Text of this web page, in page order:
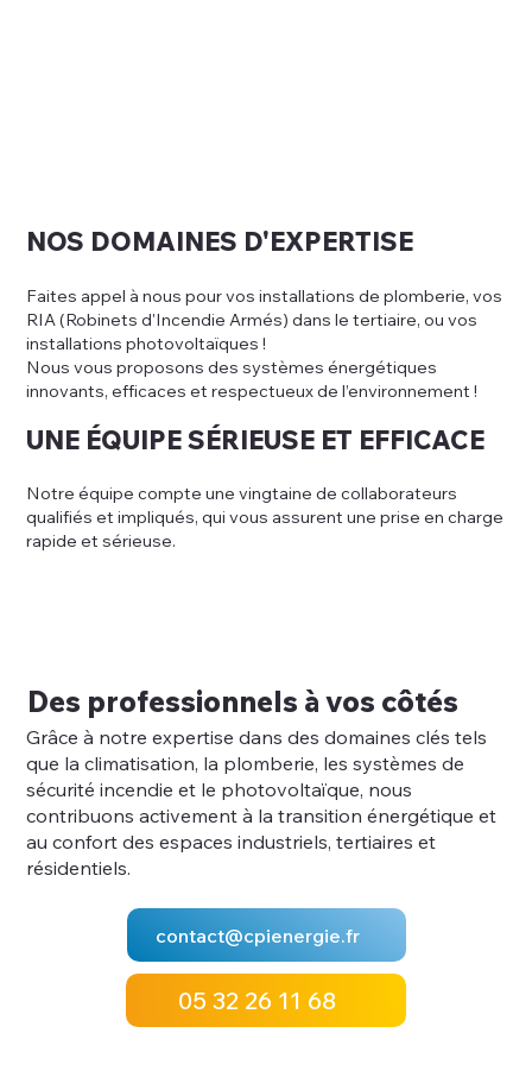
NOS DOMAINES D'EXPERTISE
Faites appel à nous pour vos installations de plomberie, vos
RIA (Robinets d'Incendie Armés) dans le tertiaire, ou vos
installations photovoltaïques !
Nous vous proposons des systèmes énergétiques
innovants, efficaces et respectueux de l’environnement !
UNE ÉQUIPE SÉRIEUSE ET EFFICACE
Notre équipe compte une vingtaine de collaborateurs
qualifiés et impliqués, qui vous assurent une prise en charge
rapide et sérieuse.
Des professionnels à vos côtés
Grâce à notre expertise dans des domaines clés tels
que la climatisation, la plomberie, les systèmes de
sécurité incendie et le photovoltaïque, nous
contribuons activement à la transition énergétique et
au confort des espaces industriels, tertiaires et
résidentiels.
contact@cpienergie.fr
05 32 26 11 68